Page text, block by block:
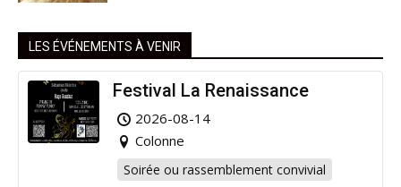
LES ÉVÉNEMENTS À VENIR
Festival La Renaissance
2026-08-14
Colonne
Soirée ou rassemblement convivial